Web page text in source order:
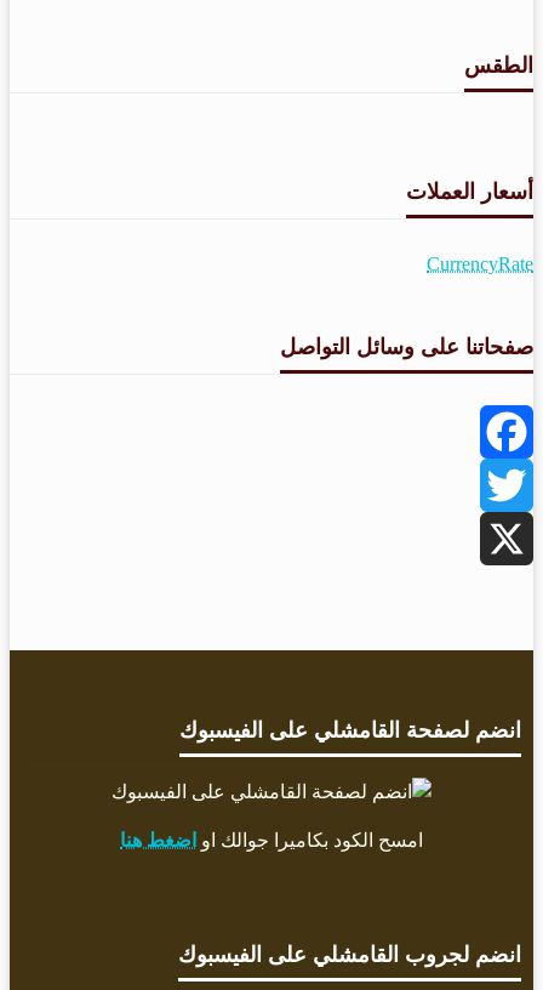
الطقس
أسعار العملات
CurrencyRate
صفحاتنا على وسائل التواصل
Facebook
Twitter
انضم لصفحة القامشلي على الفيسبوك
امسح الكود بكاميرا جوالك او اضغط هنا
انضم لجروب القامشلي على الفيسبوك